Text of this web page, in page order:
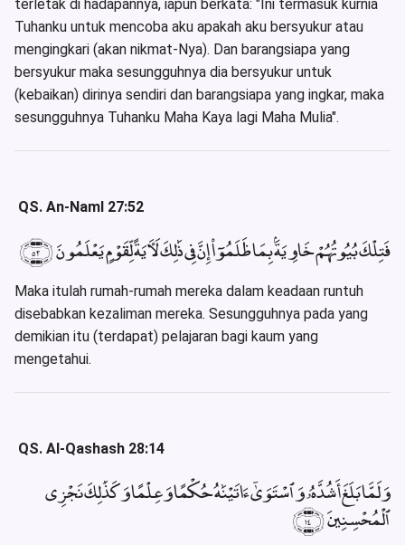
terletak di hadapannya, iapun berkata: "Ini termasuk kurnia
Tuhanku untuk mencoba aku apakah aku bersyukur atau
mengingkari (akan nikmat-Nya). Dan barangsiapa yang
bersyukur maka sesungguhnya dia bersyukur untuk
(kebaikan) dirinya sendiri dan barangsiapa yang ingkar, maka
sesungguhnya Tuhanku Maha Kaya lagi Maha Mulia".
QS. An-Naml 27:52
فَتِلْكَ بُيُوتُهُمْ خَاوِيَةًۢ بِمَا ظَلَمُوٓا۟ إِنَّ فِى ذَٰلِكَ لَءَايَةً لِّقَوْمٍ يَعْلَمُونَ ﴿٥٢﴾
Maka itulah rumah-rumah mereka dalam keadaan runtuh
disebabkan kezaliman mereka. Sesungguhnya pada yang
demikian itu (terdapat) pelajaran bagi kaum yang
mengetahui.
QS. Al-Qashash 28:14
وَلَمَّا بَلَغَ أَشُدَّهُۥ وَٱسْتَوَىٰٓ ءَاتَيْنَٰهُ حُكْمًا وَعِلْمًا وَكَذَٰلِكَ نَجْزِى
ٱلْمُحْسِنِينَ ﴿١٤﴾